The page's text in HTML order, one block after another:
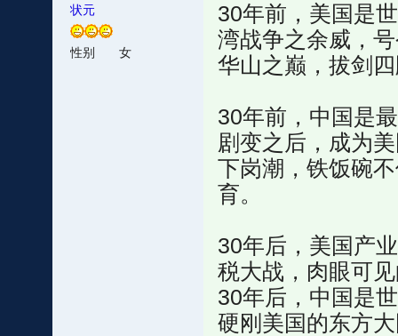
状元
性别 女
30年前，美国是
湾战争之余威，
华山之巅，拔剑
30年前，中国是
剧变之后，成为
下岗潮，铁饭碗
育。
30年后，美国产
税大战，肉眼可
30年后，中国是
硬刚美国的东方